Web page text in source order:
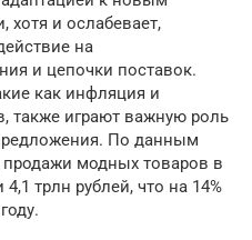
хотя и ослабевает,
на
и цепочки поставок.
как инфляция и
также играют важную роль
По данным
модных товаров в
трлн рублей, что на 14%